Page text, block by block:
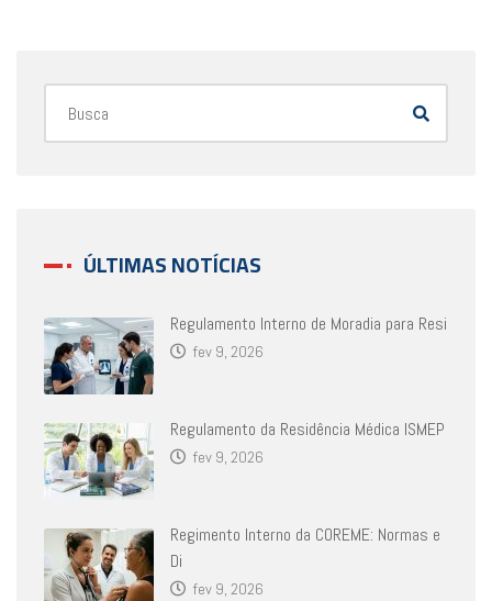
ÚLTIMAS NOTÍCIAS
Regulamento Interno de Moradia para Resi
fev 9, 2026
Regulamento da Residência Médica ISMEP
fev 9, 2026
Regimento Interno da COREME: Normas e
Di
fev 9, 2026